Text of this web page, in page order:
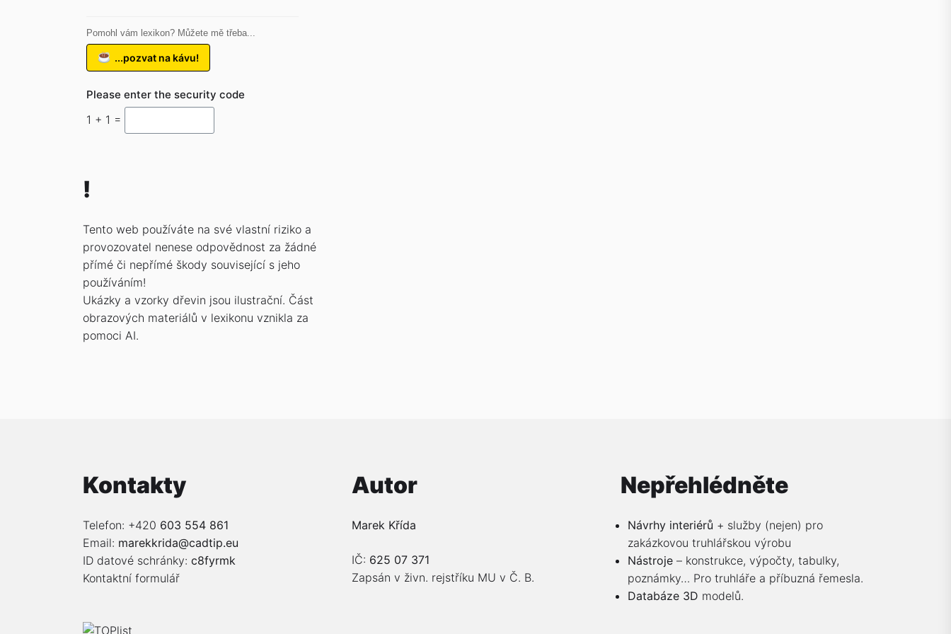
Pomohl vám lexikon? Můžete mě třeba...
...pozvat na kávu!
Please enter the security code
1 + 1 =
!
Tento web používáte na své vlastní riziko a
provozovatel nenese odpovědnost za žádné
přímé či nepřímé škody související s jeho
používáním!
Ukázky a vzorky dřevin jsou ilustrační. Část
obrazových materiálů v lexikonu vznikla za
pomoci AI.
Kontakty
Telefon: +420 603 554 861
Email: marekkrida@cadtip.eu
ID datové schránky: c8fyrmk
Kontaktní formulář
Autor
Marek Křída
IČ: 625 07 371
Zapsán v živn. rejstříku MU v Č. B.
Nepřehlédněte
Návrhy interiérů + služby (nejen) pro
zakázkovou truhlářskou výrobu
Nástroje – konstrukce, výpočty, tabulky,
poznámky… Pro truhláře a příbuzná řemesla.
Databáze 3D modelů.